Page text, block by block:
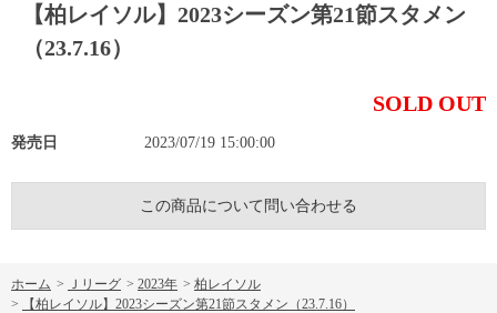
【柏レイソル】2023シーズン第21節スタメン
（23.7.16）
SOLD OUT
発売日 2023/07/19 15:00:00
この商品について問い合わせる
ホーム > Ｊリーグ > 2023年 > 柏レイソル
>
【柏レイソル】2023シーズン第21節スタメン（23.7.16）